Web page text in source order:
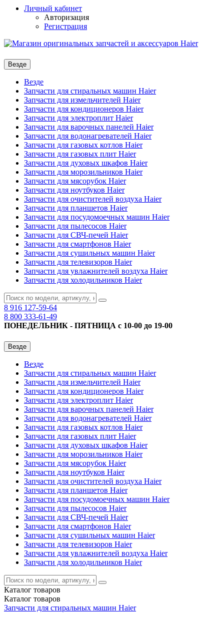
Личный кабинет
Авторизация
Регистрация
Везде
Везде
Запчасти для стиральных машин Haier
Запчасти для измельчителей Haier
Запчасти для кондиционеров Haier
Запчасти для электроплит Haier
Запчасти для варочных панелей Haier
Запчасти для водонагревателей Haier
Запчасти для газовых котлов Haier
Запчасти для газовых плит Haier
Запчасти для духовых шкафов Haier
Запчасти для морозильников Haier
Запчасти для мясорубок Haier
Запчасти для ноутбуков Haier
Запчасти для очистителей воздуха Haier
Запчасти для планшетов Haier
Запчасти для посудомоечных машин Haier
Запчасти для пылесосов Haier
Запчасти для СВЧ-печей Haier
Запчасти для смартфонов Haier
Запчасти для сушильных машин Haier
Запчасти для телевизоров Haier
Запчасти для увлажнителей воздуха Haier
Запчасти для холодильников Haier
8 916 127-59-64
8 800 333-61-49
ПОНЕДЕЛЬНИК - ПЯТНИЦА с 10-00 до 19-00
Везде
Везде
Запчасти для стиральных машин Haier
Запчасти для измельчителей Haier
Запчасти для кондиционеров Haier
Запчасти для электроплит Haier
Запчасти для варочных панелей Haier
Запчасти для водонагревателей Haier
Запчасти для газовых котлов Haier
Запчасти для газовых плит Haier
Запчасти для духовых шкафов Haier
Запчасти для морозильников Haier
Запчасти для мясорубок Haier
Запчасти для ноутбуков Haier
Запчасти для очистителей воздуха Haier
Запчасти для планшетов Haier
Запчасти для посудомоечных машин Haier
Запчасти для пылесосов Haier
Запчасти для СВЧ-печей Haier
Запчасти для смартфонов Haier
Запчасти для сушильных машин Haier
Запчасти для телевизоров Haier
Запчасти для увлажнителей воздуха Haier
Запчасти для холодильников Haier
Каталог товаров
Каталог товаров
Запчасти для стиральных машин Haier